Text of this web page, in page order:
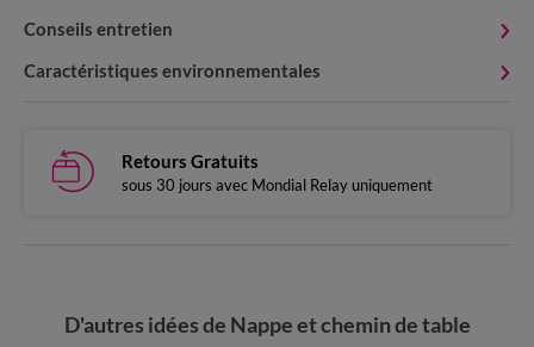
Conseils entretien
Caractéristiques environnementales
Retours Gratuits
sous 30 jours avec Mondial Relay uniquement
D'autres idées de Nappe et chemin de table